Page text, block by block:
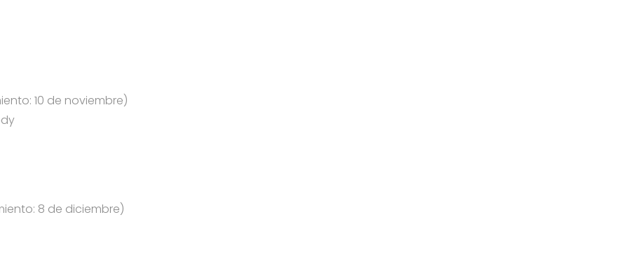
10 de noviembre)
8 de diciembre)